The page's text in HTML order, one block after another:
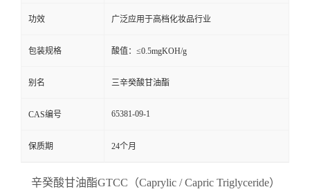
功效 广泛应用于高档化妆品行业
包装规格 酸值：≤0.5mgKOH/g
别名 三辛癸酸甘油酯
CAS编号 65381-09-1
保质期 24个月
辛癸酸甘油酯GTCC（Caprylic / Capric Triglyceride）